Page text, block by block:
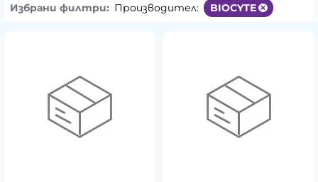
Избрани филтри: Производител: BIOCYTE